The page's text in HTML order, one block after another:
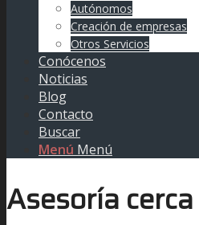
Autónomos
Creación de empresas
Otros Servicios
Conócenos
Noticias
Blog
Contacto
Buscar
Menú Menú
Asesoría